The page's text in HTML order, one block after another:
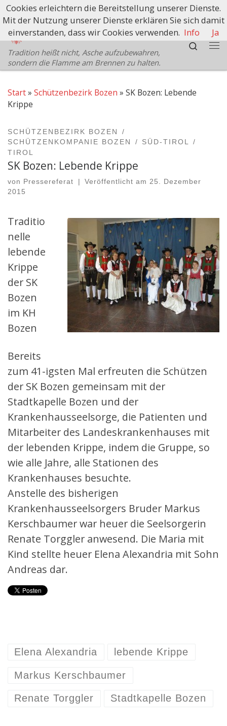
Zum Inhalt springen
Schützenbezirk Bozen
Tradition heißt nicht, Asche aufzubewahren,
sondern die Flamme am Brennen zu halten.
Search
Start» Schützenbezirk Bozen » SK Bozen: Lebende
Krippe
SCHÜTZENBEZIRK BOZEN
SCHÜTZENKOMPANIE BOZEN
SÜD-TIROL
TIROL
SK Bozen: Lebende Krippe
von Pressereferat Veröffentlicht am25. Dezember
2015
Traditio
nelle
lebende
Krippe
der SK
Bozen
im KH
Bozen
Bereits
zum 41-igsten Mal erfreuten die Schützen
der SK Bozen gemeinsam mit der
Stadtkapelle Bozen und der
Krankenhausseelsorge, die Patienten und
Mitarbeiter des Landeskrankenhauses mit
der lebenden Krippe, indem die Gruppe, so
wie alle Jahre, alle Stationen des
Krankenhauses besuchte.
Anstelle des bisherigen
Krankenhausseelsorgers Bruder Markus
Kerschbaumer war heuer die Seelsorgerin
Renate Torggler anwesend. Die Maria mit
Kind stellte heuer Elena Alexandria mit Sohn
Andreas dar.
Elena Alexandria lebende Krippe
Markus Kerschbaumer
Renate Torggler Stadtkapelle Bozen
Cookies erleichtern die Bereitstellung unserer Dienste.
Mit der Nutzung unserer Dienste erklären Sie sich damit
einverstanden, dass wir Cookies verwenden. Info Ja